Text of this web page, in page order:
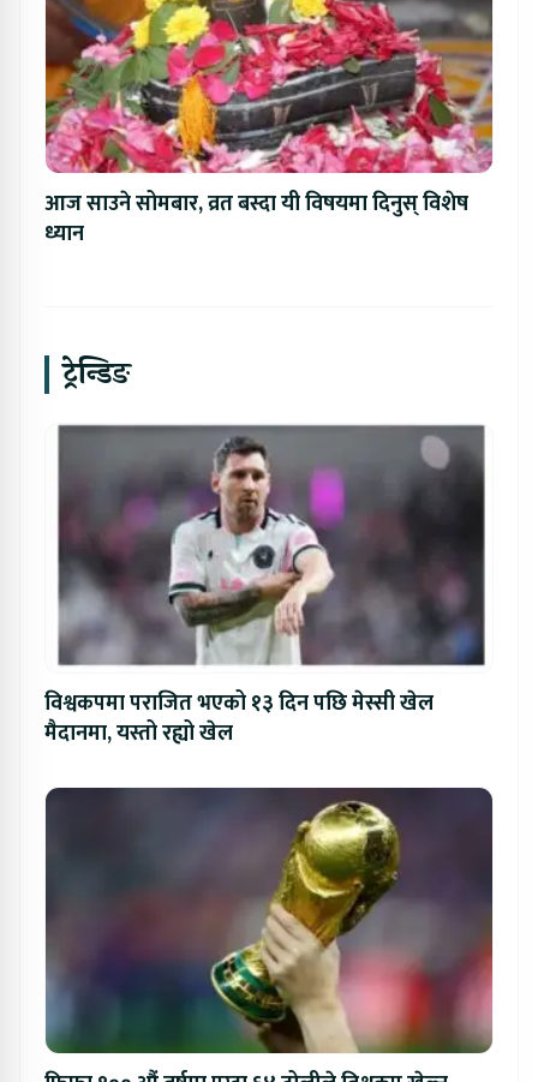
आज साउने सोमबार, व्रत बस्दा यी विषयमा दिनुस् विशेष
ध्यान
ट्रेन्डिङ
विश्वकपमा पराजित भएको १३ दिन पछि मेस्सी खेल
मैदानमा, यस्तो रह्यो खेल